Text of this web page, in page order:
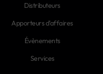
Distributeurs
Apporteurs d'affaires
Évènements
Services